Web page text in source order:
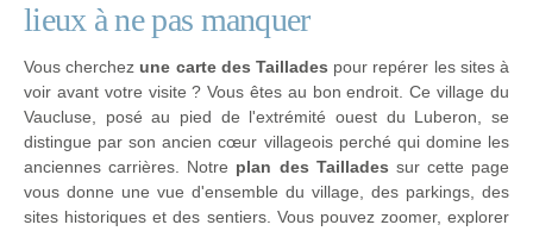
lieux à ne pas manquer
Vous cherchez une carte des Taillades pour repérer les sites à
voir avant votre visite ? Vous êtes au bon endroit. Ce village du
Vaucluse, posé au pied de l'extrémité ouest du Luberon, se
distingue par son ancien cœur villageois perché qui domine les
anciennes carrières. Notre plan des Taillades sur cette page
vous donne une vue d'ensemble du village, des parkings, des
sites historiques et des sentiers. Vous pouvez zoomer, explorer